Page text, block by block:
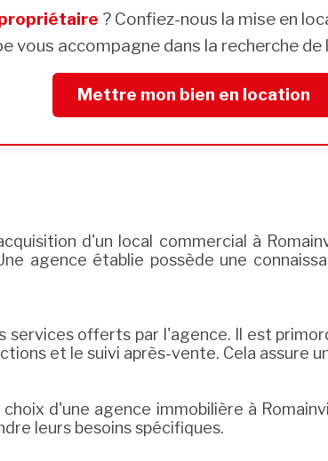
? Confiez-nous la mise en
vous accompagne dans la recherche
Mettre mon bien en location
d'un local commercial à
agence établie possède une
services offerts par l'agence. Il est
et le suivi après-vente. Cela assure
d'une agence immobilière à
leurs besoins spécifiques.